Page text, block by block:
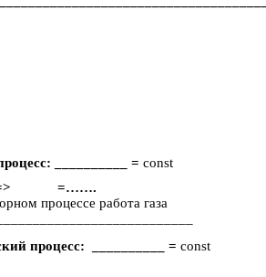
__________ = const
=…….
процессе работа газа
процесс: __________ = const